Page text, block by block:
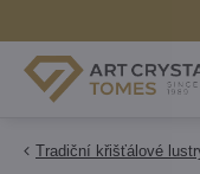
Tradiční křišťálové